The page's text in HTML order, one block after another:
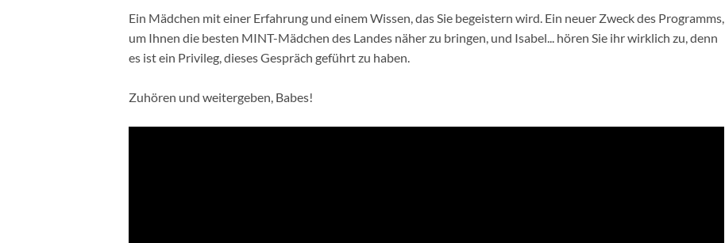
Ein Mädchen mit einer Erfahrung und einem Wissen, das Sie begeistern wird. Ein neuer Zweck des Programms,
um Ihnen die besten MINT-Mädchen des Landes näher zu bringen, und Isabel... hören Sie ihr wirklich zu, denn
es ist ein Privileg, dieses Gespräch geführt zu haben.
Zuhören und weitergeben, Babes!